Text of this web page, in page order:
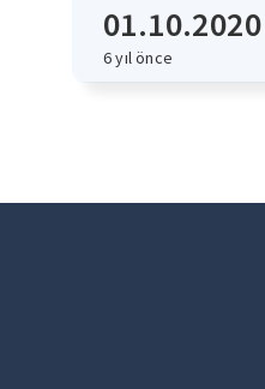
01.10.2020
6 yıl önce